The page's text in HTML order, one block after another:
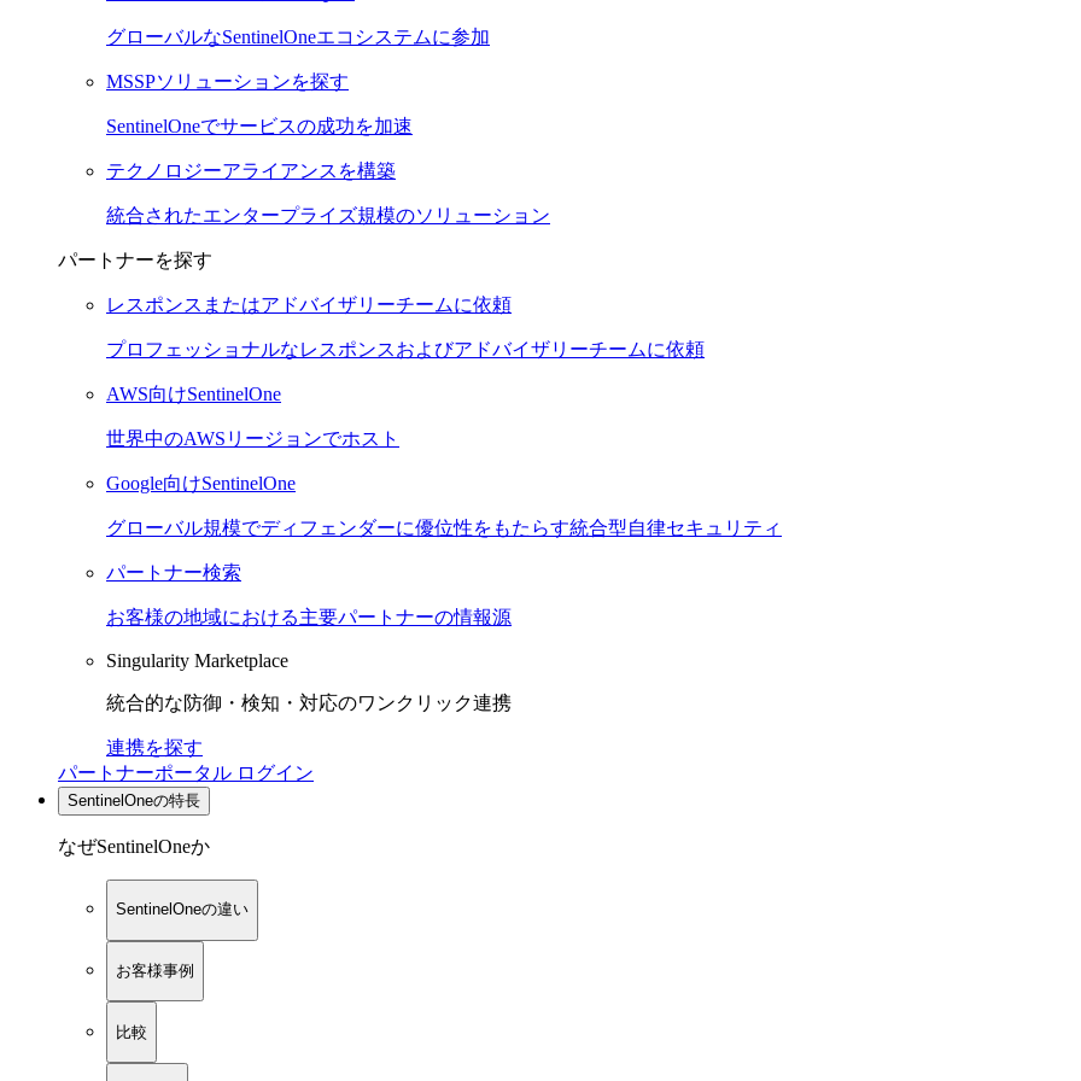
グローバルなSentinelOneエコシステムに参加
MSSPソリューションを探す
SentinelOneでサービスの成功を加速
テクノロジーアライアンスを構築
統合されたエンタープライズ規模のソリューション
パートナーを探す
レスポンスまたはアドバイザリーチームに依頼
プロフェッショナルなレスポンスおよびアドバイザリーチームに依頼
AWS向けSentinelOne
世界中のAWSリージョンでホスト
Google向けSentinelOne
グローバル規模でディフェンダーに優位性をもたらす統合型自律セキュリティ
パートナー検索
お客様の地域における主要パートナーの情報源
Singularity Marketplace
統合的な防御・検知・対応のワンクリック連携
連携を探す
パートナーポータル ログイン
SentinelOneの特長
なぜSentinelOneか
SentinelOneの違い
お客様事例
比較